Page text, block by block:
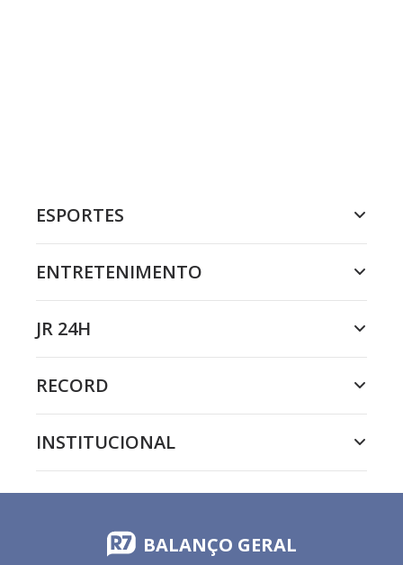
ESPORTES
ENTRETENIMENTO
JR 24H
RECORD
INSTITUCIONAL
BALANÇO GERAL